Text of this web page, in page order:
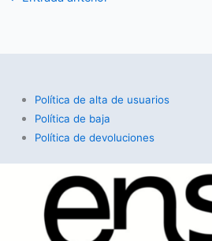
Política de alta de usuarios
Política de baja
Política de devoluciones